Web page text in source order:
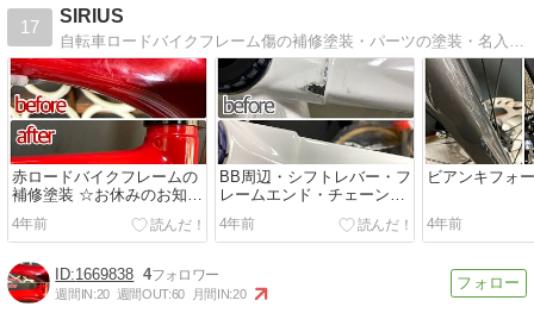
17
SIRIUS
自転車ロードバイクフレーム傷の補修塗装・パーツの塗装・名入れ等を行っております。
赤ロードバイクフレームの
補修塗装 ☆お休みのお知ら
せ☆
4年前
BB周辺・シフトレバー・フ
レームエンド・チェーンス
テー補修塗装
4年前
ビアンキフォ
4年前
1669838 4
週間IN:20 週間OUT:60 月間IN:20